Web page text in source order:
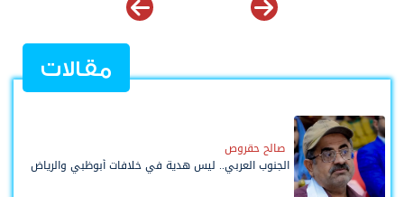
مقالات
صالح حقروص
الجنوب العربي.. ليس هدية في خلافات أبوظبي والرياض